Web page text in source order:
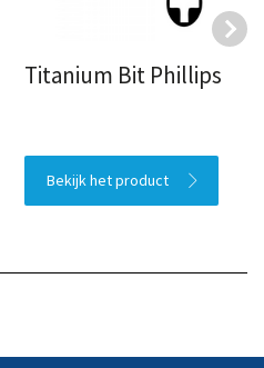
Titanium Bit Phillips
Bekijk het product